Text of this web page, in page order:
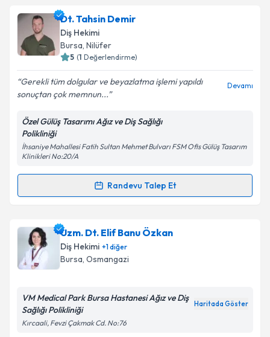
Takvim Talebini Gönder
Prof. Dr. Emine Uluğ Kaygısız
talebi oluşturun. Size bu uzmandan randevu almanız
için bir takvim hazırlandığında e-posta ile
bilgilendireceğiz.
E-posta Adresiniz
Metni'ni okudum ve kişisel verilerimin belirtilen
kapsamda işlenmesini kabul ediyorum.
Takvim Talebini Gönder
Dt. Tahsin Demir
Diş Hekimi
Bursa, Nilüfer
5 (1 Değerlendirme)
Gerekli tüm dolgular ve beyazlatma işlemi yapıldı
sonuçtan çok memnun...
Devamı
Özel Gülüş Tasarımı Ağız ve Diş Sağlığı
Polikliniği
İhsaniye Mahallesi Fatih Sultan Mehmet Bulvarı FSM Ofis Gülüş Tasarım
Klinikleri No:20/A
Randevu Talep Et
Randevu Takvimi Talebi
Dt. Tahsin Demiriçin randevu takvimi talebi
oluşturun. Size bu uzmandan randevu almanız için bir
takvim hazırlandığında e-posta ile bilgilendireceğiz.
Uzm. Dt. Elif Banu Özkan
Diş Hekimi +1diğer
Bursa, Osmangazi
VM Medical Park Bursa Hastanesi Ağız ve Diş
Sağlığı Polikliniği
Haritada Göster
Kırcaali, Fevzi Çakmak Cd. No:76